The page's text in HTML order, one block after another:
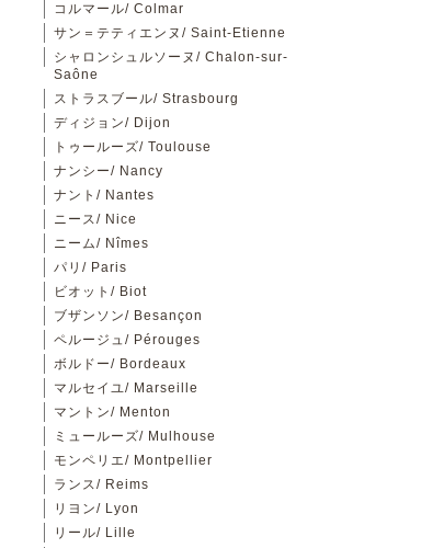
コルマール/ Colmar
サン＝テティエンヌ/ Saint-Etienne
シャロンシュルソーヌ/ Chalon-sur-
Saône
ストラスブール/ Strasbourg
ディジョン/ Dijon
トゥールーズ/ Toulouse
ナンシー/ Nancy
ナント/ Nantes
ニース/ Nice
ニーム/ Nîmes
パリ/ Paris
ビオット/ Biot
ブザンソン/ Besançon
ペルージュ/ Pérouges
ボルドー/ Bordeaux
マルセイユ/ Marseille
マントン/ Menton
ミュールーズ/ Mulhouse
モンペリエ/ Montpellier
ランス/ Reims
リヨン/ Lyon
リール/ Lille